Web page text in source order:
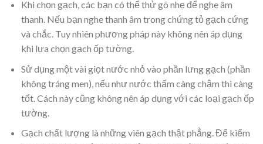
Khi chọn gạch, các bạn có thể thử gõ nhẹ để nghe âm
thanh. Nếu bạn nghe thanh âm trong chứng tỏ gạch cứng
và chắc. Tuy nhiên phương pháp này không nên áp dụng
khi lựa chọn gạch ốp tường.
Sử dụng một vài giọt nước nhỏ vào phần lưng gạch (phần
không tráng men), nếu như nước thấm càng chậm thì càng
tốt. Cách này cũng không nên áp dụng với các loại gạch ốp
tường.
Gạch chất lượng là những viên gạch thật phẳng. Để kiểm